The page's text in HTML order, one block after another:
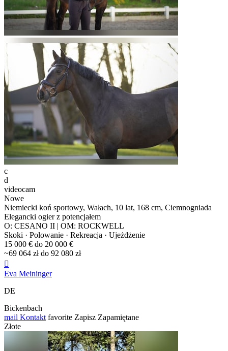
c
d
videocam
Nowe
Niemiecki koń sportowy, Wałach, 10 lat, 168 cm, Ciemnogniada
Elegancki ogier z potencjałem
O: CESANO II | OM: ROCKWELL
Skoki · Polowanie · Rekreacja · Ujeżdżenie
15 000 € do 20 000 €
~69 064 zł do 92 080 zł

Eva Meininger
DE
Bickenbach
mail Kontakt favorite Zapisz Zapamiętane
Złote